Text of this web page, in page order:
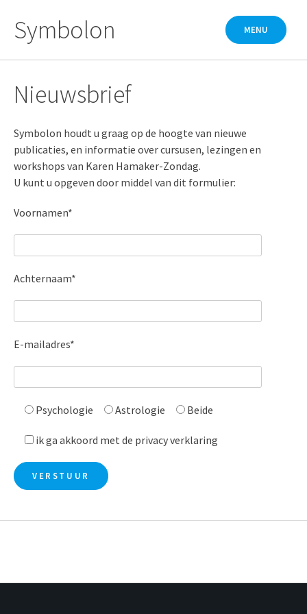
content
Symbolon MENU
Nieuwsbrief
Symbolon houdt u graag op de hoogte van nieuwe
publicaties, en informatie over cursusen, lezingen en
workshops van Karen Hamaker-Zondag.
U kunt u opgeven door middel van dit formulier:
Voornamen*
Achternaam*
E-mailadres*
Psychologie Astrologie Beide
ik ga akkoord met de privacy verklaring